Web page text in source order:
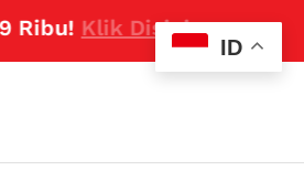
Klik Disini
ID